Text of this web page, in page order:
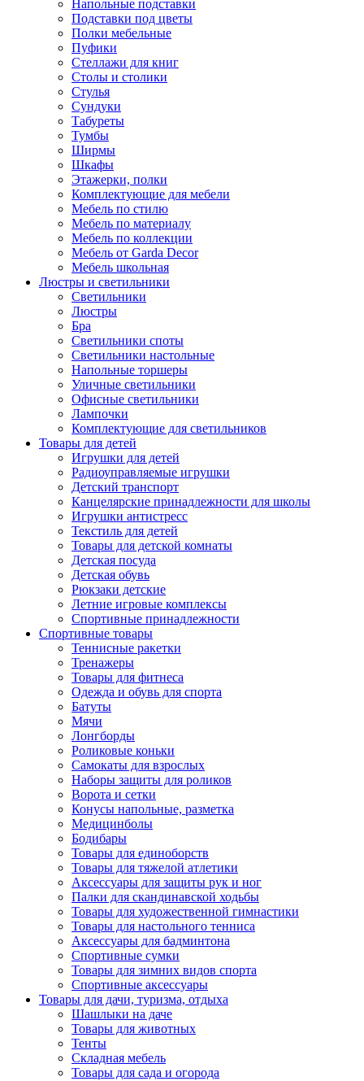
Напольные подставки
Подставки под цветы
Полки мебельные
Пуфики
Стеллажи для книг
Столы и столики
Стулья
Сундуки
Табуреты
Тумбы
Ширмы
Шкафы
Этажерки, полки
Комплектующие для мебели
Мебель по стилю
Мебель по материалу
Мебель по коллекции
Мебель от Garda Decor
Мебель школьная
Люстры и светильники
Светильники
Люстры
Бра
Светильники споты
Светильники настольные
Напольные торшеры
Уличные светильники
Офисные светильники
Лампочки
Комплектующие для светильников
Товары для детей
Игрушки для детей
Радиоуправляемые игрушки
Детский транспорт
Канцелярские принадлежности для школы
Игрушки антистресс
Текстиль для детей
Товары для детской комнаты
Детская посуда
Детская обувь
Рюкзаки детские
Летние игровые комплексы
Спортивные принадлежности
Спортивные товары
Теннисные ракетки
Тренажеры
Товары для фитнеса
Одежда и обувь для спорта
Батуты
Мячи
Лонгборды
Роликовые коньки
Самокаты для взрослых
Наборы защиты для роликов
Ворота и сетки
Конусы напольные, разметка
Медицинболы
Бодибары
Товары для единоборств
Товары для тяжелой атлетики
Аксессуары для защиты рук и ног
Палки для скандинавской ходьбы
Товары для художественной гимнастики
Товары для настольного тенниса
Аксессуары для бадминтона
Спортивные сумки
Товары для зимних видов спорта
Спортивные аксессуары
Товары для дачи, туризма, отдыха
Шашлыки на даче
Товары для животных
Тенты
Складная мебель
Товары для сада и огорода